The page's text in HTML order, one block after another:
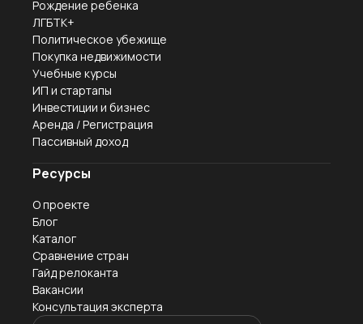
Рождение ребенка
ЛГБТК+
Политическое убежище
Покупка недвижимости
Учебные курсы
ИП и стартапы
Инвестиции и бизнес
Аренда / Регистрация
Пассивный доход
Ресурсы
О проекте
Блог
Каталог
Сравнение стран
Гайд релоканта
Вакансии
Консультация эксперта